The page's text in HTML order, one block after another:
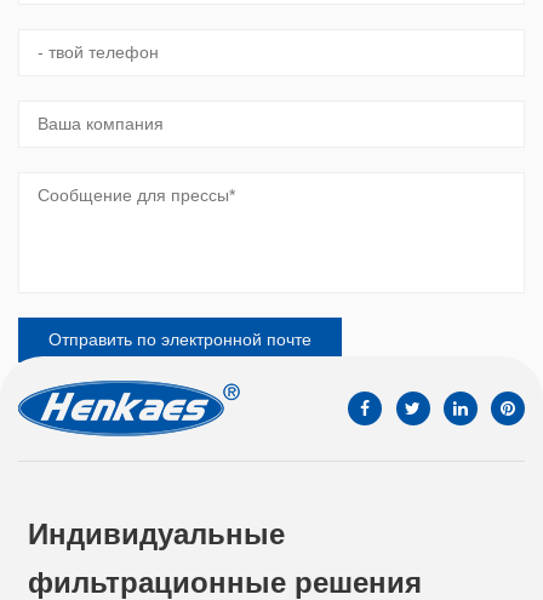
Индивидуальные
фильтрационные решения